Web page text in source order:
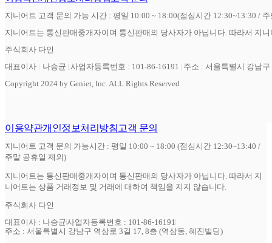
지니어트 고객 문의 가능 시간 : 평일 10:00 ~ 18:00(점심시간 12:30~13:30 /
지니어트는 통신판매중개자이며 통신판매의 당사자가 아닙니다. 따라서 지
주식회사 다인
대표이사 : 나승균 사업자등록번호 : 101-86-16191
주소 : 서울특별시 강남
Copyright 2024 by Geniet, Inc. ALL Rights Reserved
이용약관개인정보처리방침고객 문의
지니어트 고객 문의 가능시간 : 평일 10:00 ~ 18:00 (점심시간 12:30~13:40 /
주말 공휴일 제외)
지니어트는 통신판매중개자이며 통신판매의 당사자가 아닙니다. 따라서 지
니어트는 상품 거래정보 및 거래에 대하여 책임을 지지 않습니다.
주식회사 다인
대표이사 : 나승균사업자등록번호 : 101-86-16191
주소 : 서울특별시 강남구 역삼로 3길 17, 8층 (역삼동, 혜진빌딩)